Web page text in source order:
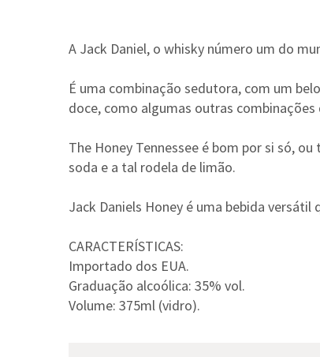
A Jack Daniel, o whisky número um do
É uma combinação sedutora, com um
doce, como algumas outras
The Honey Tennessee é bom por si só,
soda e a tal rodela de limão.
Jack Daniels Honey é uma bebida
CARACTERÍSTICAS:
Importado dos EUA.
Graduação alcoólica: 35% vol.
Volume: 375ml (vidro).